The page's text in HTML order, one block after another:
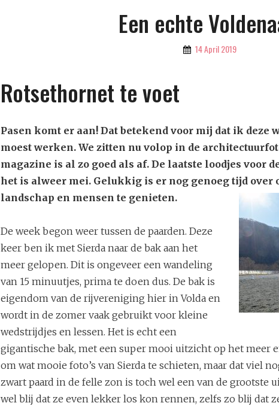
Een echte
By 14 April 2019
Rotsethornet te voet
Pasen komt er aan! Dat betekend voor mij dat ik deze
moest werken. We zitten nu volop in de
magazine is al zo goed als af. De laatste loodjes voor
het is alweer mei. Gelukkig is er nog genoeg tijd over
landschap en mensen te genieten.
De week begon weer tussen de paarden. Deze
keer ben ik met Sierda naar de bak aan het
meer gelopen. Dit is ongeveer een wandeling
van 15 minuutjes, prima te doen dus. De bak is
eigendom van de rijvereniging hier in Volda en
wordt in de zomer vaak gebruikt voor kleine
wedstrijdjes en lessen. Het is echt een
gigantische bak, met een super mooi uitzicht op het meer
om wat mooie foto’s van Sierda te schieten, maar dat viel
zwart paard in de felle zon is toch wel een van de grootste
wel blij dat ze even lekker los kon rennen, zelfs zo blij dat